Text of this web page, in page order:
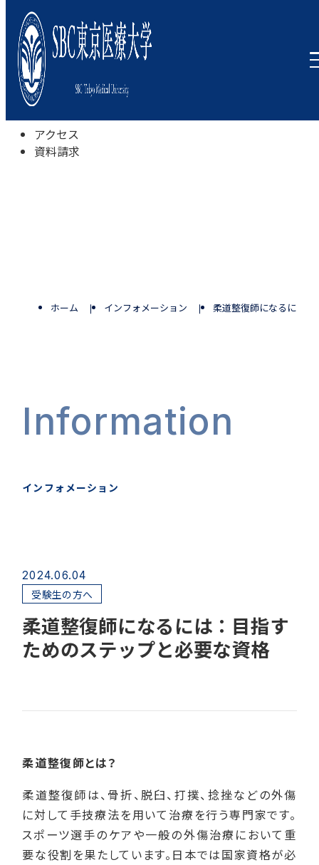
本学について
学びの特色
学部・学科
キャンパスライフ
入試情報
受験相談会
アクセス
資料請求
Information
インフォメーション
ホーム インフォメーション 柔道整復師になるには
2024.06.04
受験生の方へ
柔道整復師になるには：目指す
ためのステップと必要な資格
柔道整復師とは？
柔道整復師は、骨折、脱臼、打撲、捻挫などの外傷
に対して手技療法を用いて治療を行う専門家です。
スポーツ選手のケアや一般の外傷治療において重
要な役割を果たしています。日本では国家資格が必